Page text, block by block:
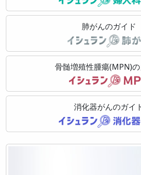
肺がんのガイド
骨髄増殖性腫瘍(MPN)
消化器がんのガイ